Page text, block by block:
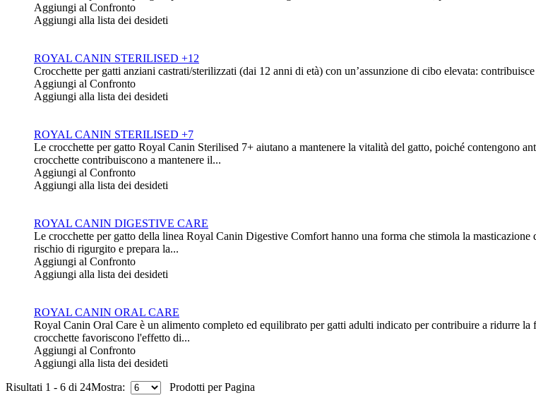
Aggiungi al Confronto
Aggiungi alla lista dei desideti
ROYAL CANIN STERILISED +12
Crocchette per gatti anziani castrati/sterilizzati (dai 12 anni di età) con un’assunzione di cibo elevata:
Aggiungi al Confronto
Aggiungi alla lista dei desideti
ROYAL CANIN STERILISED +7
Le crocchette per gatto Royal Canin Sterilised 7+ aiutano a mantenere la vitalità del gatto, poiché contengono
crocchette contribuiscono a mantenere il...
Aggiungi al Confronto
Aggiungi alla lista dei desideti
ROYAL CANIN DIGESTIVE CARE
Le crocchette per gatto della linea Royal Canin Digestive Comfort hanno una forma che stimola la
rischio di rigurgito e prepara la...
Aggiungi al Confronto
Aggiungi alla lista dei desideti
ROYAL CANIN ORAL CARE
Royal Canin Oral Care è un alimento completo ed equilibrato per gatti adulti indicato per contribuire a ridurre
crocchette favoriscono l'effetto di...
Aggiungi al Confronto
Aggiungi alla lista dei desideti
Risultati 1 - 6 di 24Mostra: Prodotti per Pagina